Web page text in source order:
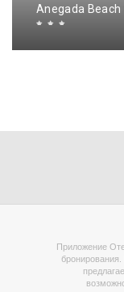
Anegada Beach
Приложение